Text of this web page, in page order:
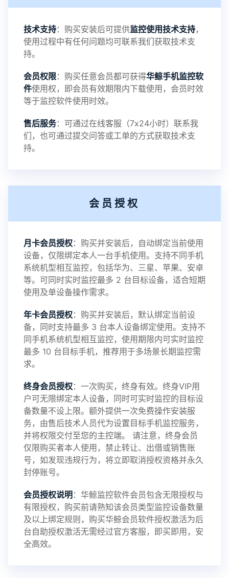
4：优化离线云储存服务器相册照片文件夹路径问题
5：优化关闭监控后离线设置云储存对方微信聊天记
录文件改为自定义文件名称
提示：
提示1：为避免异常风险情况，传输对方手机数据文
件至本地请先切换代理网络
鲸监控存在的问题与所需的更多功能，华鲸手机监
控将持续为您创造更优秀的监控APP
2025-01-13 V3.7
2024-10-08 V3.6
2024-03-16 V3.5
2023-01-12 V3.3
技术支持：购买安装后可提供监控使用技术支持，
使用过程中有任何问题均可联系我们获取技术支
持。
会员权限：购买任意会员都可获得华鲸手机监控软
件使用权，即会员有效期限内下载使用，会员时效
等于监控软件使用时效。
售后服务：可通过在线客服（7x24小时）联系我
们，也可通过提交问答或工单的方式获取技术支
持。
会员授权
月卡会员授权：购买并安装后，自动绑定当前使用
设备，仅限绑定本人一台手机使用。支持不同手机
系统机型相互监控，包括华为、三星、苹果、安卓
等。可同时实时监控最多 2 台目标设备，适合短期
使用及单设备操作需求。
年卡会员授权：购买并安装后，默认绑定当前设
备，同时支持最多 3 台本人设备绑定使用。支持不
同手机系统机型相互监控，使用期限内可实时监控
最多 10 台目标手机，推荐用于多场景长期监控需
求。
终身会员授权：一次购买，终身有效。终身VIP用
户可无限绑定本人设备，同时可实时监控的目标设
备数量不设上限。额外提供一次免费操作安装服
务，由售后技术人员代为设置目标手机监控服务，
并将权限交付至您的主控端。 请注意，终身会员
仅限购买者本人使用，禁止转让、出借或销售账
号，如发现违规行为，将立即取消授权资格并永久
封停账号。
会员授权说明 ：华鲸监控软件会员包含无限授权与
有限授权，购买前请熟知该会员类型监控设备数量
及以上绑定规则，购买华鲸会员软件授权激活为后
台自助授权激活无需经过官方客服，即买即用，安
全高效。